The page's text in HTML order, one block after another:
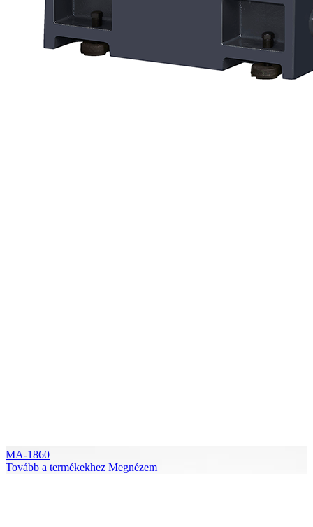
MA-1860
Tovább a termékekhez Megnézem